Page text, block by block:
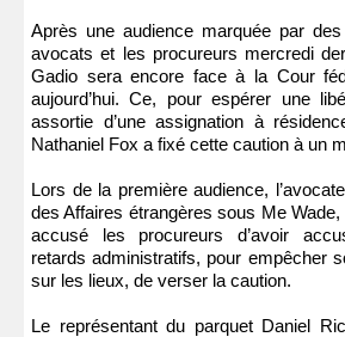
Après une audience marquée par des incidents entre ses
avocats et les procureurs mercredi
Gadio sera encore face à la Cour
aujourd’hui. Ce, pour espérer une
assortie d’une assignation à
Nathaniel Fox a fixé cette caution à un
Lors de la première audience,
des Affaires étrangères sous Me
accusé les procureurs d’avoir
retards administratifs, pour empêcher
sur les lieux, de verser la caution.
Le représentant du parquet Daniel